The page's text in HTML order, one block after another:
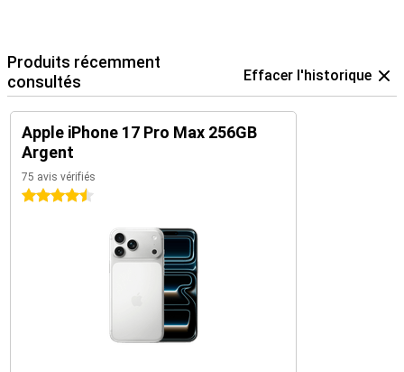
Produits récemment
consultés
Effacer l'historique
Apple iPhone 17 Pro Max 256GB
Argent
75 avis vérifiés
4.5 étoiles